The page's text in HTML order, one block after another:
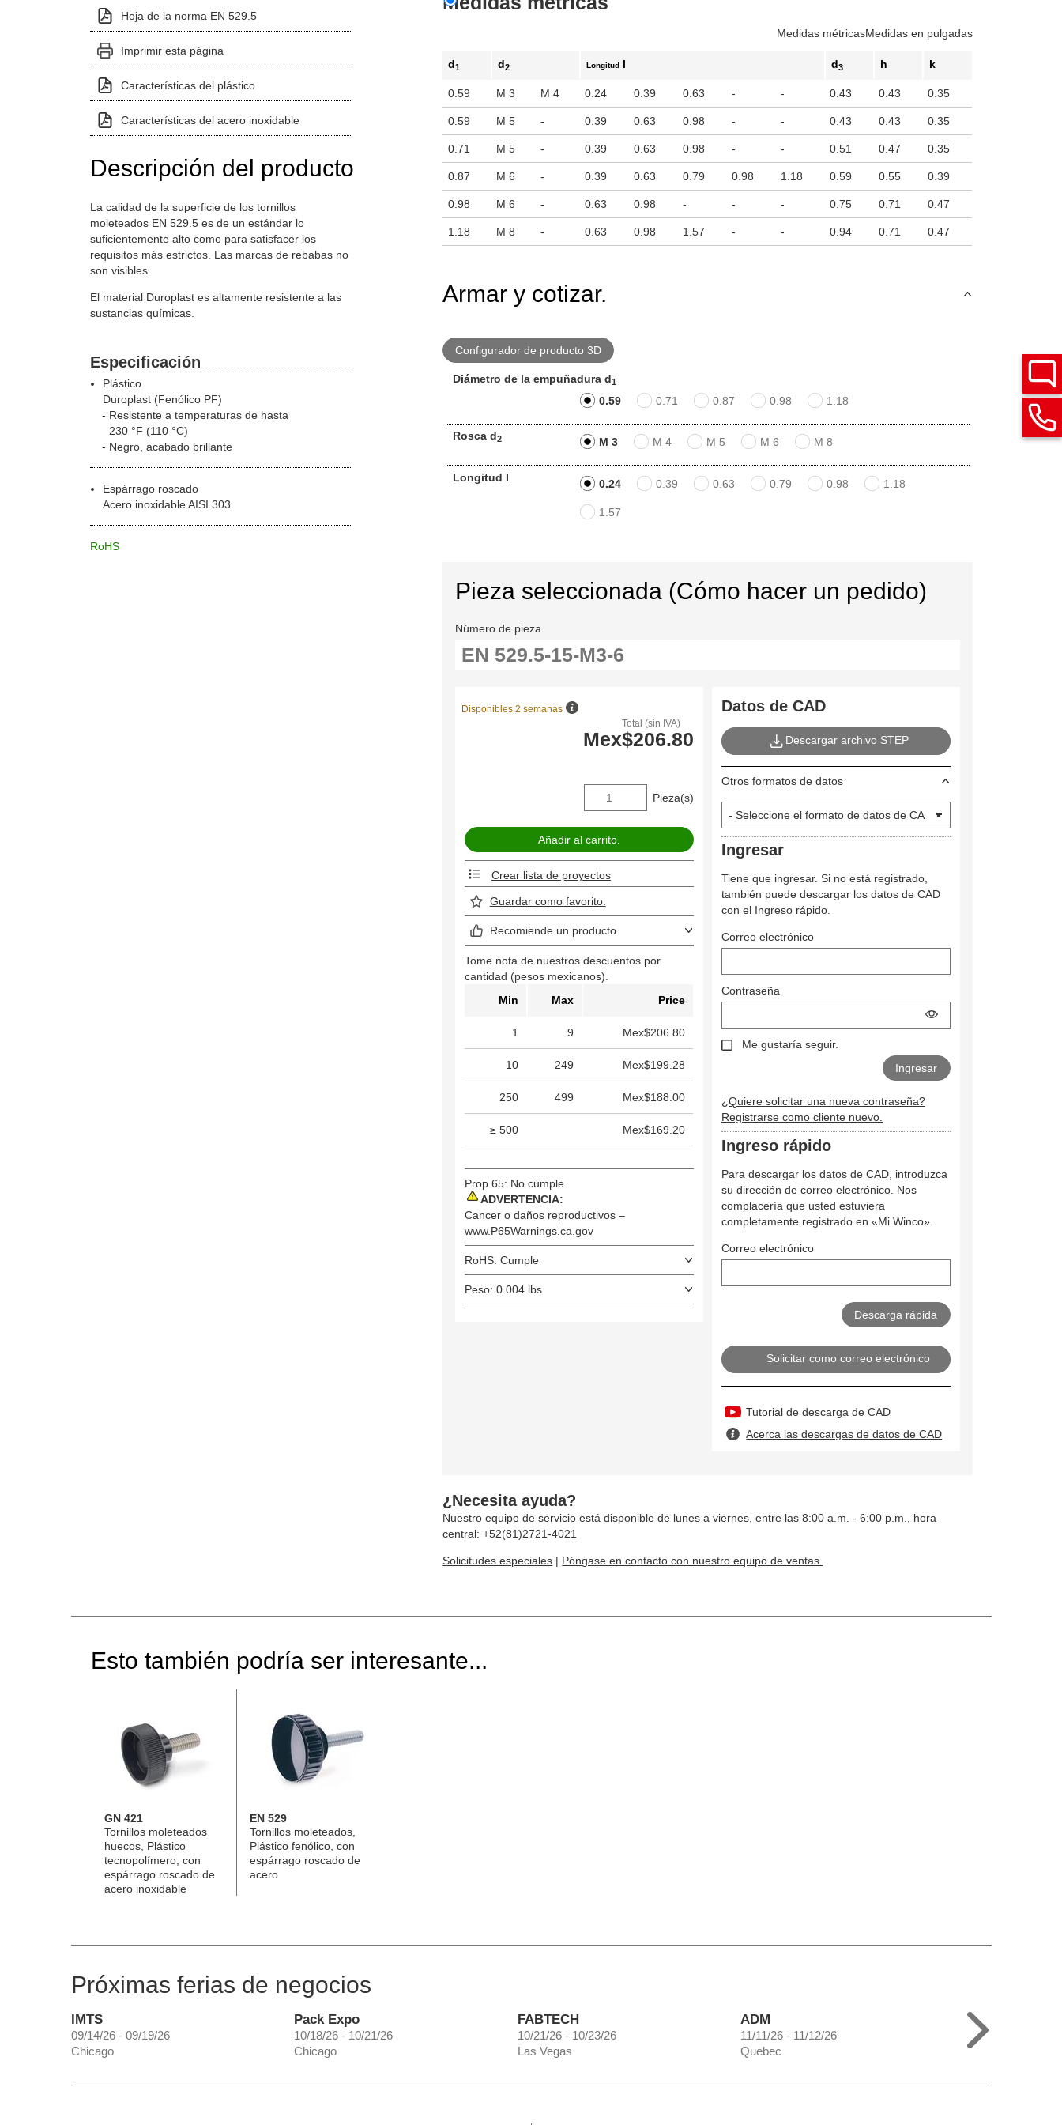
Hoja de la norma EN 529.5
Imprimir esta página
Características del plástico
Características del acero inoxidable
Descripción del producto
La calidad de la superficie de los tornillos
moleteados EN 529.5 es de un estándar lo
suficientemente alto como para satisfacer los
requisitos más estrictos. Las marcas de rebabas no
son visibles.
El material Duroplast es altamente resistente a las
sustancias químicas.
Especificación
Plástico
Duroplast (Fenólico PF)
Resistente a temperaturas de hasta
230 °F (110 °C)
Negro, acabado brillante
Espárrago roscado
Acero inoxidable AISI 303
RoHS
Medidas métricasMedidas en pulgadas
d1 d2 Longitud l d3 h k
0.59 M 3 M 4 0.24 0.39 0.63 - - 0.43 0.43 0.35
0.59 M 5 - 0.39 0.63 0.98 - - 0.43 0.43 0.35
0.71 M 5 - 0.39 0.63 0.98 - - 0.51 0.47 0.35
0.87 M 6 - 0.39 0.63 0.79 0.98 1.18 0.59 0.55 0.39
0.98 M 6 - 0.63 0.98 - - - 0.75 0.71 0.47
1.18 M 8 - 0.63 0.98 1.57 - - 0.94 0.71 0.47
Armar y cotizar.
Configurador de producto 3D
Diámetro de la empuñadura d1
0.59 0.71 0.87 0.98 1.18
Rosca d2 M 3 M 4 M 5 M 6 M 8
Longitud I 0.24 0.39 0.63 0.79 0.98 1.18
1.57
Pieza seleccionada (Cómo hacer un pedido)
Número de pieza
Total (sin IVA)
Mex$206.80
Disponibles 2 semanas
Pieza(s)
Crear lista de proyectos
Guardar como favorito.
Recomiende un producto.
Tome nota de nuestros descuentos por
cantidad (pesos mexicanos).
Min
Max Price
1 9 Mex$206.80
10 249 Mex$199.28
250 499 Mex$188.00
≥ 500 Mex$169.20
Prop 65: No cumple
ADVERTENCIA:
Cancer o daños reproductivos –
www.P65Warnings.ca.gov
RoHS: Cumple
Peso: 0.004 lbs
Datos de CAD
Descargar archivo STEP
Otros formatos de datos
Ingresar
Tiene que ingresar. Si no está registrado,
también puede descargar los datos de CAD
con el Ingreso rápido.
Correo electrónico
Contraseña
Me gustaría seguir.
¿Quiere solicitar una nueva contraseña?
Registrarse como cliente nuevo.
Ingreso rápido
Para descargar los datos de CAD, introduzca
su dirección de correo electrónico. Nos
complacería que usted estuviera
completamente registrado en «Mi Winco».
Correo electrónico
Solicitar como correo electrónico
Tutorial de descarga de CAD
Acerca las descargas de datos de CAD
¿Necesita ayuda?
Nuestro equipo de servicio está disponible de lunes a viernes, entre las 8:00 a.m. - 6:00 p.m., hora
central: +52(81)2721-4021
Solicitudes especiales | Póngase en contacto con nuestro equipo de ventas.
Esto también podría ser interesante...
GN 421
Tornillos moleteados
huecos, Plástico
tecnopolímero, con
espárrago roscado de
acero inoxidable
EN 529
Tornillos moleteados,
Plástico fenólico, con
espárrago roscado de
acero
Próximas ferias de negocios
IMTS
09/14/26 - 09/19/26
Chicago
Pack Expo
10/18/26 - 10/21/26
Chicago
FABTECH
10/21/26 - 10/23/26
Las Vegas
ADM
11/11/26 - 11/12/26
Quebec